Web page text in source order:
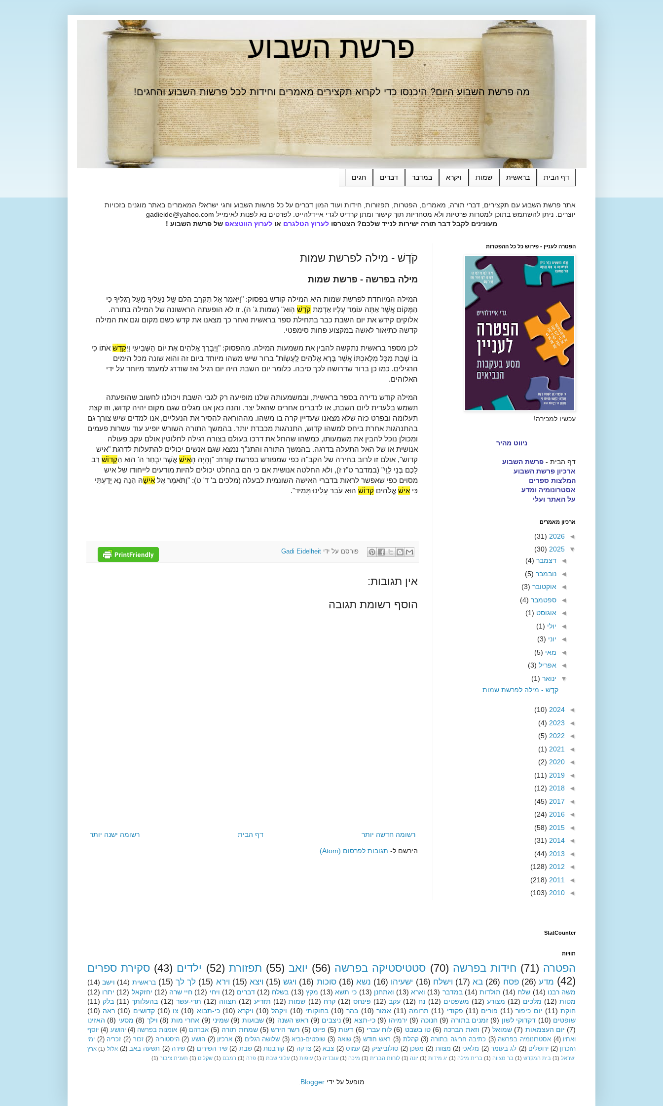
פרשת השבוע
מה פרשת השבוע היום? היכנסו כדי לקרוא תקצירים מאמרים וחידות לכל פרשות השבוע והחגים!
דף הבית בראשית שמות ויקרא במדבר דברים חגים
אתר פרשת השבוע עם תקצירים, דברי תורה, מאמרים, הפטרות, תפזורות, חידות ועוד המון דברים על כל פרשות השבוע וחגי ישראל! המאמרים באתר מוגנים בזכויות
יוצרים. ניתן להשתמש בתוכן למטרות פרטיות ולא מסחריות תוך קישור ומתן קרדיט לגדי איידלהייט. לפרטים נא לפנות לאימייל gadieide@yahoo.com
מעונינים לקבל דבר תורה ישירות לנייד שלכם? הצטרפו לערוץ הטלגרם או לערוץ הווטצאפ של פרשת השבוע !
קֹדֶשׁ - מילה לפרשת שמות
מילה בפרשה - פרשת שמות
המילה המיוחדת לפרשת שמות היא המילה קודש בפסוק: "וַיֹּאמֶר אַל תִּקְרַב הֲלֹם שַֽׁל נְעָלֶיךָ מֵעַל רַגְלֶיךָ כִּי
הַמָּקוֹם אֲשֶׁר אַתָּה עוֹמֵד עָלָיו אַדְמַת קֹדֶשׁ הֽוּא" (שמות ג' ה). זו לא הופעתה הראשונה של המילה בתורה.
אלוקים קידש את יום השבת כבר בתחילת ספר בראשית ואחר כך מצאנו את קדש כשם מקום וגם את המילה
קדשה כתיאור לאשה במקצוע פחות סימפטי.
לכן מספר בראשית נתקשה להבין את משמעות המילה. מהפסוק: "וַיְבָרֶךְ אֱלֹהִים אֶת יוֹם הַשְּׁבִיעִי וַיְקַדֵּשׁ אֹתוֹ כִּי
בוֹ שָׁבַת מִכָּל מְלַאכְתּוֹ אֲשֶׁר בָּרָא אֱלֹהִים לַֽעֲשֽׂוֹת" ברור שיש משהו מיוחד ביום זה והוא שונה מכל הימים
הרגילים. כמו כן ברור שדרושה לכך סיבה. כלומר יום השבת היה יום רגיל ואז שודרג למעמד מיוחד על ידי
האלוהים.
המילה קודש נדירה בספר בראשית, ובמשמעותה שלנו מופיעה רק לגבי השבת ויכולנו לחשוב שהופעתה
תשמש בלעדית ליום השבת, או לדברים אחרים שהאל יצר. והנה כאן אנו מגלים שגם מקום יהיה קדוש, וזו קצת
תעלומה ובפרט כזה שלא מצאנו שעדיין קרה בו משהו. מההוראה להסיר את הנעליים, אנו למדים שיש צורך גם
בהתנהגות אחרת ביחס למשהו קדוש, התנהגות מכבדת יותר. בהמשך התורה השורש יופיע עוד עשרות פעמים
ומכולן נוכל להבין את משמעותו, כמשהו שהחל את דרכו בעולם בצורה רגילה לחלוטין אולם עקב פעולה
אנושית או של האל התעלה בדרגה. בהמשך התורה והתנ"ך נמצא שגם אנשים יכולים להתעלות לדרגת "איש
קדוש", אולם זו לרוב בחירה של הקב"ה כפי שמפורש בפרשת קורח: "וְהָיָה הָאִישׁ אֲשֶׁר יִבְחַר ה' הוּא הַקָּדוֹשׁ רַב
לָכֶם בְּנֵי לֵוִֽי" (במדבר ט"ז ז), ולא החלטה אנושית אם כי הם בהחלט יכולים להיות מודעים לייחודו של איש
מסוים כפי שאפשר לראות בדברי האישה השונמית לבעלה (מלכים ב' ד' ט): "וַתֹּאמֶר אֶל אִישָׁהּ הִנֵּה נָא יָדַעְתִּי
כִּי אִישׁ אֱלֹהִים קָדוֹשׁ הוּא עֹבֵר עָלֵינוּ תָּמִיד".
פורסם על ידי Gadi Eidelheit
אין תגובות:
הוסף רשומת תגובה
רשומה חדשה יותר רשומה ישנה יותר דף הבית
הירשם ל- תגובות לפרסום (Atom)
הפטרה לעניין - פירוש כל כל ההפטרות
עכשיו למכירה!
ניווט מהיר
דף הבית - פרשת השבוע
ארכיון פרשת השבוע
המלצות ספרים
אסטרונומיה ומדע
על האתר ועלי
ארכיון מאמרים
◄
2026
(31)
▼
2025
(30)
◄ דצמבר (4)
◄ נובמבר (5)
◄ אוקטובר (3)
◄ ספטמבר (4)
◄ אוגוסט (1)
◄ יולי (1)
◄ יוני (3)
◄ מאי (5)
◄ אפריל (3)
▼ ינואר (1)
קֹדֶשׁ - מילה לפרשת שמות
◄
2024
(10)
◄
2023
(4)
◄
2022
(5)
◄
2021
(1)
◄
2020
(2)
◄
2019
(11)
◄
2018
(12)
◄
2017
(45)
◄
2016
(24)
◄
2015
(58)
◄
2014
(31)
◄
2013
(44)
◄
2012
(128)
◄
2011
(218)
◄
2010
(103)
StatCounter
תוויות
הפטרה (71) חידות בפרשה (70) סטטיסטיקה בפרשה (56) יואב (55) תפזורת (52) ילדים (43) סקירת ספרים
(42) מדע (26) פסח (26) בא (17) וישלח (16) ישעיהו (16) נשא (16) סוכות (16) ויגש (15) ויצא (15) וירא (15) לך לך (15) בראשית (14) וישב (14)
משה רבנו (14) שלח (14) תולדות (14) במדבר (13) וארא (13) ואתחנן (13) כי תשא (13) מקץ (13) בשלח (12) דברים (12) ויחי (12) חיי שרה (12) יחזקאל (12) יתרו (12)
מטות (12) מלכים (12) מצורע (12) משפטים (12) נח (12) עקב (12) פינחס (12) קרח (12) שמות (12) תזריע (12) תצווה (12) תרי-עשר (12) בהעלותך (11) בלק (11)
חוקת (11) יום כיפור (11) פורים (11) פקודי (11) תרומה (11) אמור (10) בהר (10) בחוקותי (10) ויקהל (10) ויקרא (10) כי-תבוא (10) צו (10) קדושים (10) ראה (10)
שופטים (10) דקדוקי לשון (9) זמנים בתורה (9) חנוכה (9) ירמיהו (9) כי-תצא (9) ניצבים (9) ראש השנה (9) שבועות (9) שמיני (9) אחרי מות (8) וילך (8) מסעי (8) האזינו
(7) יום העצמאות (7) שמואל (7) וזאת הברכה (6) טו בשבט (6) לוח עברי (6) דעות (5) פיוט (5) רשר הירש (5) שמחת תורה (5) אברהם (4) אומנות בפרשה (4) יהושע (4) יוסף
ואחיו (4) אסטרונומיה בפרשה (3) כתיבה חריגה בתורה (3) קהלת (3) ראש חודש (3) שואה (3) שופטים-נביא (3) שלושה רגלים (3) ארכיון (2) הושע (2) היסטוריה (2) זכור (2) זכריה (2) ימי
הזכרון (2) ירושלים (2) לג בעומר (2) מלאכי (2) מצוות (2) משכן (2) סולובייציק (2) עמוס (2) צבא (2) צדקה (2) קורבנות (2) שבת (2) שיר השירים (2) שירה (2) תשעה באב (2) אלול (1) ארץ
ישראל (1) בית המקדש (1) בר מצווה (1) ברית מילה (1) יג מידות (1) יונה (1) לוחות הברית (1) מיכה (1) עובדיה (1) עופות (1) עלוני שבת (1) פרה (1) רמבם (1) שקלים (1) תענית ציבור (1)
מופעל על ידי Blogger